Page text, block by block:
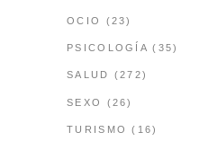
OCIO (23)
PSICOLOGÍA (35)
SALUD (272)
SEXO (26)
TURISMO (16)